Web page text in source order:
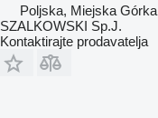
Poljska, Miejska Górka
SZALKOWSKI Sp.J.
Kontaktirajte prodavatelja